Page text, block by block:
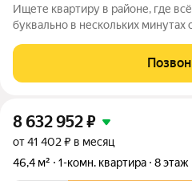
Ищете квартиру в районе, где
буквально в нескольких минутах
квартира с отличным
прекрасным выбором как для
8 632 952₽
от 41 402 ₽ в месяц
46,4 м²
1-комн. квартира 8 этаж